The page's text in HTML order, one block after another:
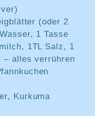
(oder 2
1 Tasse
1TL Salz, 1
– alles verrühren
Kurkuma